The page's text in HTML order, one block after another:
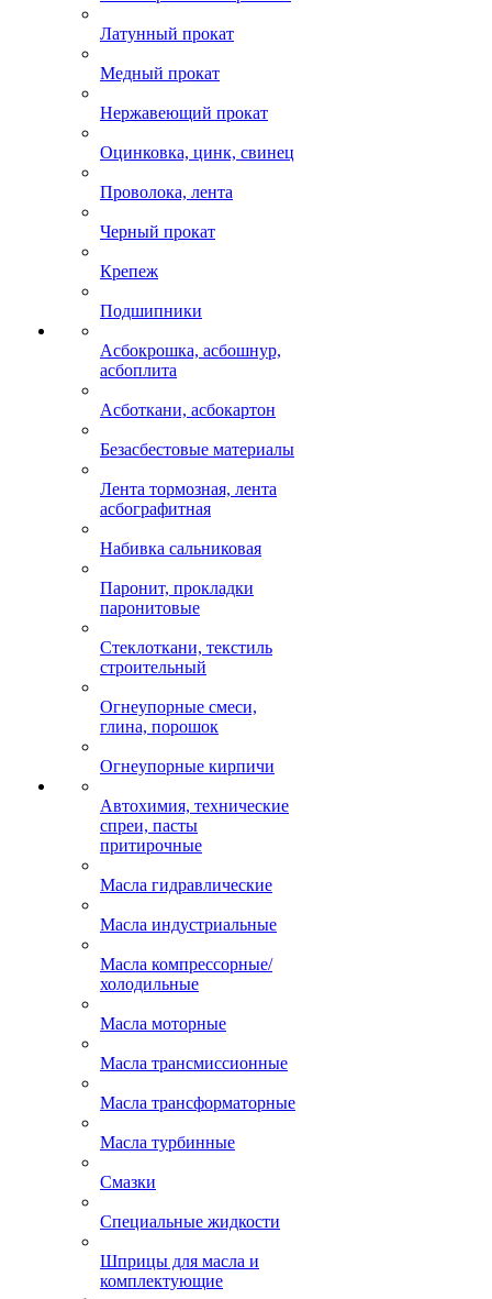
Латунный прокат
Медный прокат
Нержавеющий прокат
Оцинковка, цинк, свинец
Проволока, лента
Черный прокат
Крепеж
Подшипники
Асбокрошка, асбошнур,
асбоплита
Асботкани, асбокартон
Безасбестовые материалы
Лента тормозная, лента
асбографитная
Набивка сальниковая
Паронит, прокладки
паронитовые
Стеклоткани, текстиль
строительный
Огнеупорные смеси,
глина, порошок
Огнеупорные кирпичи
Автохимия, технические
спреи, пасты
притирочные
Масла гидравлические
Масла индустриальные
Масла компрессорные/
холодильные
Масла моторные
Масла трансмиссионные
Масла трансформаторные
Масла турбинные
Смазки
Специальные жидкости
Шприцы для масла и
комплектующие